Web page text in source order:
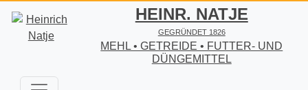
HEINR. NATJE
GEGRÜNDET 1826
MEHL • GETREIDE • FUTTER- UND
DÜNGEMITTEL